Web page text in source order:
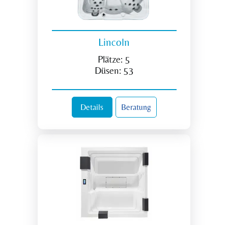
Lincoln
Plätze: 5
Düsen: 53
Details Beratung